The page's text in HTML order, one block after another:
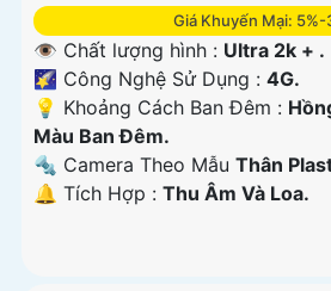
Giá Khuyến Mại: 5%-
👁 Chất lượng hình : Ultra 2k + .
🌠 Công Nghệ Sử Dụng : 4G.
💡 Khoảng Cách Ban Đêm :
Màu Ban Ðêm.
🔩 Camera Theo Mẫu Thân
️🔔 Tích Hợp : Thu Âm Và Loa.